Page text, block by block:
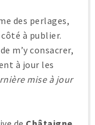
des perlages,
à publier.
m’y consacrer,
à jour les
mise à jour